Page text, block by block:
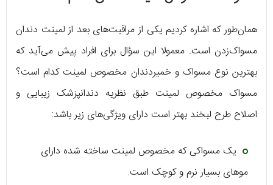
همان‌طور که اشاره کردیم یکی از مراقبت‌های بعد از لمینت دندان
مسواک‌زدن است. معمولا این سؤال برای افراد پیش می‌آید که
بهترین نوع مسواک و خمیردندان مخصوص لمینت کدام است؟
مسواک مخصوص لمینت طبق نظریه دندانپزشک زیبایی و
اصلاح طرح لبخند بهتر است دارای ویژگی‌های زیر باشد:
یک مسواکی که مخصوص لمینت ساخته شده دارای
موهای بسیار نرم و کوچک است.